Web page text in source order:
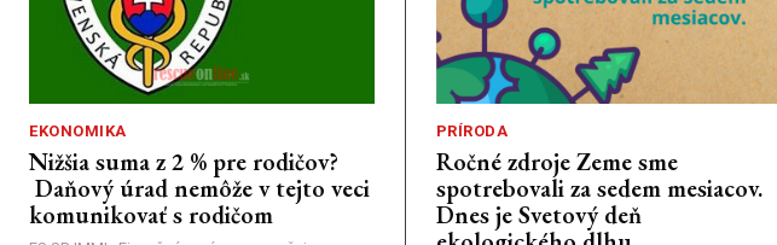
EKONOMIKA
Nižšia suma z 2 % pre rodičov?
Daňový úrad nemôže v tejto veci
komunikovať s rodičom
PRÍRODA
Ročné zdroje Zeme sme
spotrebovali za sedem mesiacov.
Dnes je Svetový deň